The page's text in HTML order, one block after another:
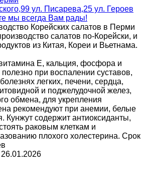
ул. Писарева,25 ул. Героев
мы всегда Вам рады!
Корейских салатов в Перми
салатов по-Корейски, и
из Китая, Кореи и Вьетнама.
Е, кальция, фосфора и
при воспалении суставов,
легких, печени, сердца,
и поджелудочной желез,
обмена, для укрепления
рекомендуют при анемии, белые
содержит антиоксиданты,
раковым клеткам и
плохого холестерина. Срок